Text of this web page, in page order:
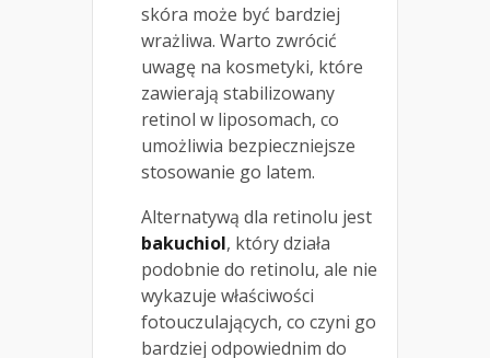
skóra może być bardziej
wrażliwa. Warto zwrócić
uwagę na kosmetyki, które
zawierają stabilizowany
retinol w liposomach, co
umożliwia bezpieczniejsze
stosowanie go latem.
Alternatywą dla retinolu jest
bakuchiol, który działa
podobnie do retinolu, ale nie
wykazuje właściwości
fotouczulających, co czyni go
bardziej odpowiednim do